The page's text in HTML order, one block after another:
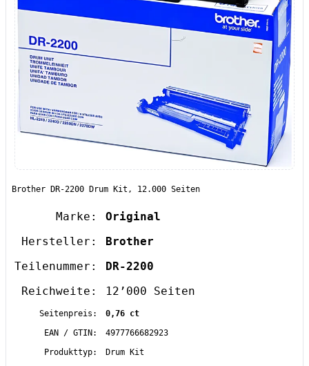
Brother DR-2200 Drum Kit, 12.000 Seiten
Marke:
Original
Hersteller:
Brother
Teilenummer:
DR-2200
Reichweite:
12’000 Seiten
Seitenpreis:
0,76 ct
EAN / GTIN:
4977766682923
Produkttyp:
Drum Kit